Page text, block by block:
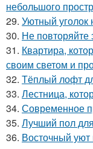
небольшого
29. Уютный уголок
30. Не повторяйте
31. Квартира,
своим светом и
32. Тёплый лофт
33. Лестница,
34. Современное
35. Лучший пол
36. Восточный уют